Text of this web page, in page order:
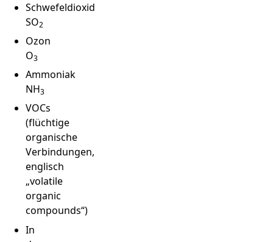
Schwefeldioxid
SO2
Ozon
O3
Ammoniak
NH3
VOCs
(flüchtige
organische
Verbindungen,
englisch
„volatile
organic
compounds“)
In